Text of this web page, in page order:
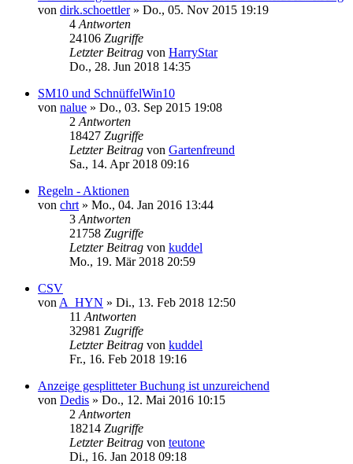
von dirk.schoettler» Do., 05. Nov 2015 19:19
4 Antworten
24106 Zugriffe
Letzter Beitrag von HarryStar
Do., 28. Jun 2018 14:35
SM10 und SchnüffelWin10
von nalue » Do., 03. Sep 2015 19:08
2 Antworten
18427 Zugriffe
Letzter Beitrag von Gartenfreund
Sa., 14. Apr 2018 09:16
Regeln - Aktionen
von chrt » Mo., 04. Jan 2016 13:44
3 Antworten
21758 Zugriffe
Letzter Beitrag von kuddel
Mo., 19. Mär 2018 20:59
CSV
von A_HYN » Di., 13. Feb 2018 12:50
11 Antworten
32981 Zugriffe
Letzter Beitrag von kuddel
Fr., 16. Feb 2018 19:16
Anzeige gesplitteter Buchung ist unzureichend
von Dedis » Do., 12. Mai 2016 10:15
2 Antworten
18214 Zugriffe
Letzter Beitrag von teutone
Di., 16. Jan 2018 09:18